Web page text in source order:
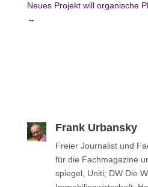
Neues Projekt will organische
→
Frank Urbansky
Freier Jour­na­list und
für die Fach­ma­ga­zine
spie­gel, Uniti; DW Die